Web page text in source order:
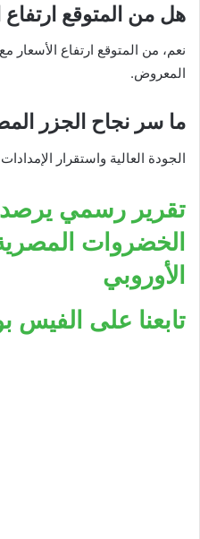
هل من المتوقع ارتفاع
نعم، من المتوقع ارتفاع الأسعار
المعروض.
ما سر نجاح الجزر
الجودة العالية واستقرار
تقرير رسمي
الخضروات المصرية
الأوروبي
تابعنا على الفيس